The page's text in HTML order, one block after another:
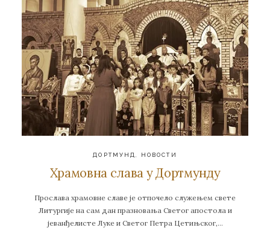
ДОРТМУНД НОВОСТИ
Храмовна слава у Дортмунду
Прослава храмовне славе је отпочело служењем свете
Литургије на сам дан празновања Светог апостола и
јеванђелисте Луке и Светог Петра Цетињског,…